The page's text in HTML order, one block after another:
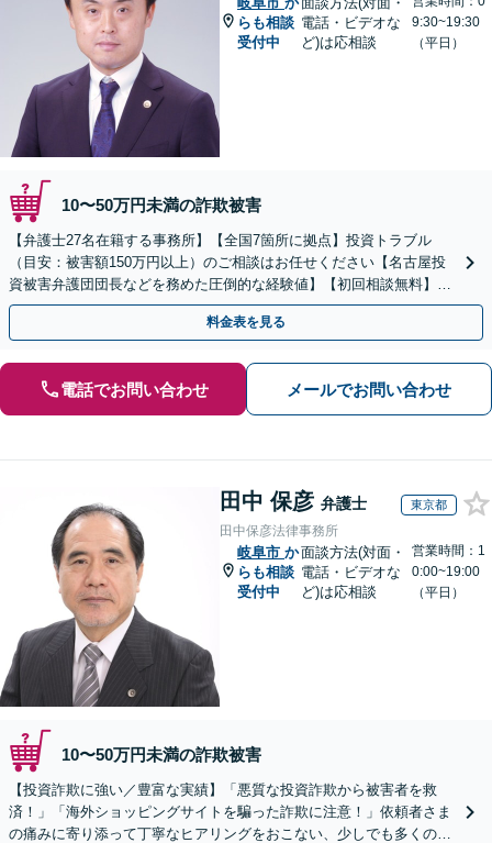
らも相談
受付中
電話・ビデオな
ど)は応相談
9:30~19:30
（平日）
10〜50万円未満の詐欺被害
【弁護士27名在籍する事務所】【全国7箇所に拠点】投資トラブル
（目安：被害額150万円以上）のご相談はお任せください【名古屋投
資被害弁護団団長などを務めた圧倒的な経験値】【初回相談無料】先
物取引、証券取引、仮想通貨、FX被害、マルチ商法など
料金表を見る
電話でお問い合わせ メールでお問い合わせ
田中 保彦 弁護士 東京都
田中保彦法律事務所
岐阜市 か
らも相談
受付中
面談方法(対面・
電話・ビデオな
ど)は応相談
営業時間：1
0:00~19:00
（平日）
10〜50万円未満の詐欺被害
【投資詐欺に強い／豊富な実績】「悪質な投資詐欺から被害者を救
済！」「海外ショッピングサイトを騙った詐欺に注意！」依頼者さま
の痛みに寄り添って丁寧なヒアリングをおこない、少しでも多くの返